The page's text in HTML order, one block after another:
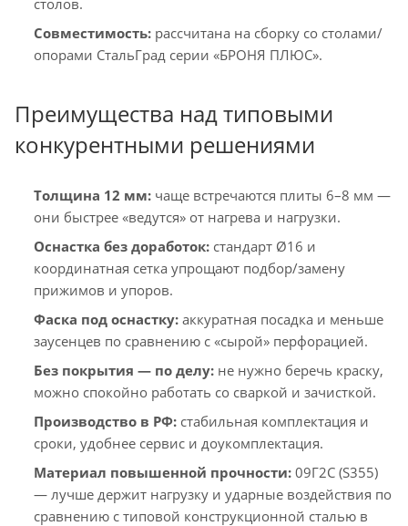
Совместимость: рассчитана на сборку со столами/
опорами СтальГрад серии «БРОНЯ ПЛЮС».
Преимущества над типовыми
конкурентными решениями
Толщина 12 мм: чаще встречаются плиты 6–8 мм —
они быстрее «ведутся» от нагрева и нагрузки.
Оснастка без доработок: стандарт Ø16 и
координатная сетка упрощают подбор/замену
прижимов и упоров.
Фаска под оснастку: аккуратная посадка и меньше
заусенцев по сравнению с «сырой» перфорацией.
Без покрытия — по делу: не нужно беречь краску,
можно спокойно работать со сваркой и зачисткой.
Производство в РФ: стабильная комплектация и
сроки, удобнее сервис и доукомплектация.
Материал повышенной прочности: 09Г2С (S355)
— лучше держит нагрузку и ударные воздействия по
сравнению с типовой конструкционной сталью в